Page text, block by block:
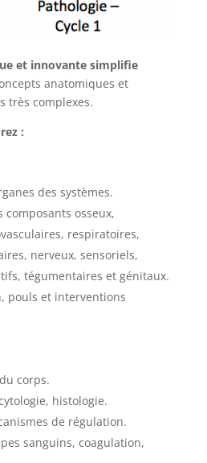
et innovante simplifie
anatomiques et
très complexes.
:
des systèmes.
composants osseux,
respiratoires,
nerveux, sensoriels,
tégumentaires et génitaux.
pouls et interventions
corps.
histologie.
de régulation.
sanguins, coagulation,